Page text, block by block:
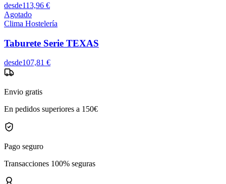
desde113,96 €
Agotado
Clima Hostelería
Taburete Serie TEXAS
desde107,81 €
Envio gratis
En pedidos superiores a 150€
Pago seguro
Transacciones 100% seguras